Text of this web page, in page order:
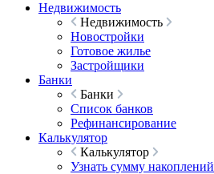
Недвижимость
Недвижимость
Новостройки
Готовое жилье
Застройщики
Банки
Банки
Список банков
Рефинансирование
Калькулятор
Калькулятор
Узнать сумму накоплений